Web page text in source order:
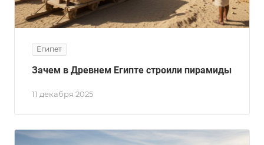
Египет
11 декабря 2025
Зачем в Древнем Египте строили пирамиды